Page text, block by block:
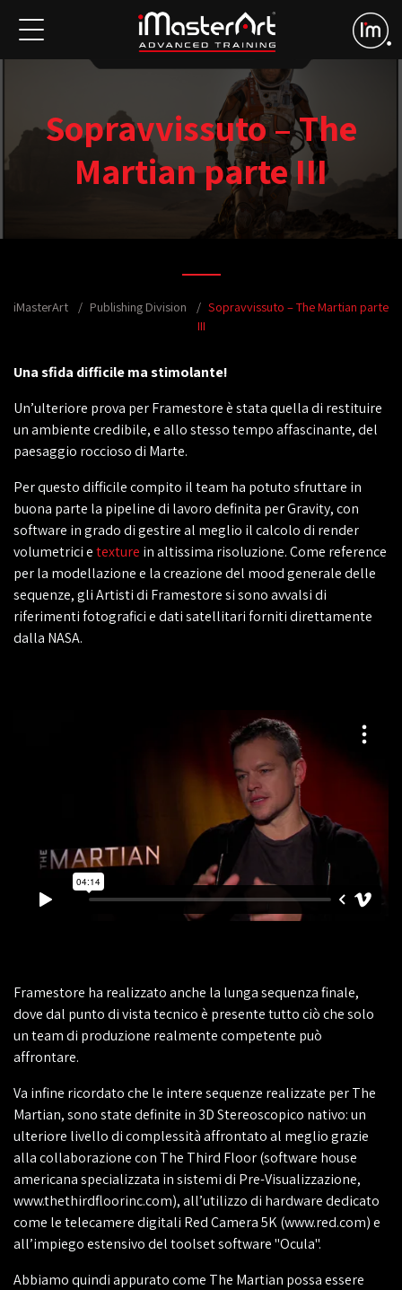
Sopravvissuto – The
Martian parte III
iMasterArt Publishing Division
Sopravvissuto – The Martian parte
III
Una sfida difficile ma stimolante!
Un’ulteriore prova per Framestore è stata quella di restituire
un ambiente credibile, e allo stesso tempo affascinante, del
paesaggio roccioso di Marte.
Per questo difficile compito il team ha potuto sfruttare in
buona parte la pipeline di lavoro definita per Gravity, con
software in grado di gestire al meglio il calcolo di render
volumetrici etexture in altissima risoluzione. Come reference
per la modellazione e la creazione del mood generale delle
sequenze, gli Artisti di Framestore si sono avvalsi di
riferimenti fotografici e dati satellitari forniti direttamente
dalla NASA.
Framestore ha realizzato anche la lunga sequenza finale,
dove dal punto di vista tecnico è presente tutto ciò che solo
un team di produzione realmente competente può
affrontare.
Va infine ricordato che le intere sequenze realizzate per The
Martian, sono state definite in 3D Stereoscopico nativo: un
ulteriore livello di complessità affrontato al meglio grazie
alla collaborazione con The Third Floor (software house
americana specializzata in sistemi di Pre-Visualizzazione,
www.thethirdfloorinc.com), all’utilizzo di hardware dedicato
come le telecamere digitali Red Camera 5K (www.red.com) e
all’impiego estensivo del toolset software "Ocula".
Abbiamo quindi appurato come The Martian possa essere